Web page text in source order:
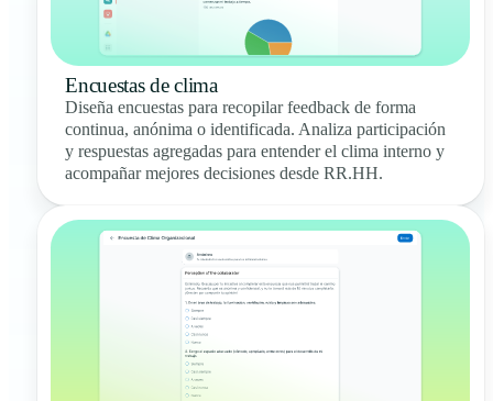
Encuestas de clima
Diseña encuestas para recopilar feedback de forma
continua, anónima o identificada. Analiza participación
y respuestas agregadas para entender el clima interno y
acompañar mejores decisiones desde RR.HH.